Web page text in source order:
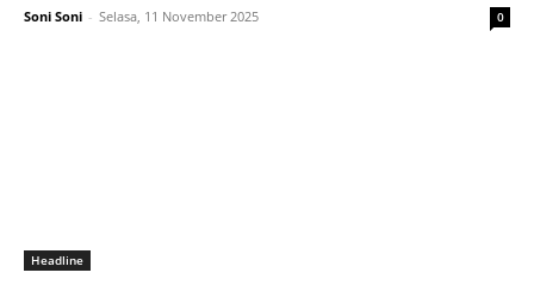
Soni Soni - Selasa, 11 November 2025 0
Headline